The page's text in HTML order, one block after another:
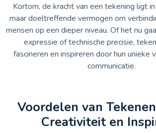
Kortom, de kracht van een tekening ligt
maar doeltreffende vermogen om
mensen op een dieper niveau. Of het nu
expressie of technische precisie,
fascineren en inspireren door hun unieke
communicatie.
Voordelen van
Creativiteit en